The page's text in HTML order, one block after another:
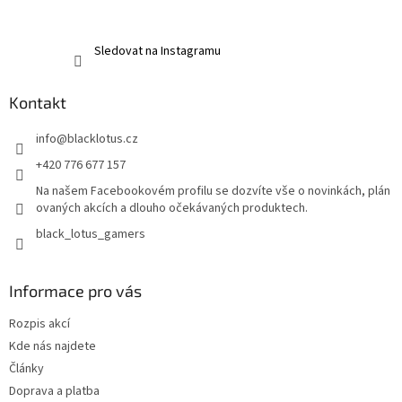
Sledovat na Instagramu
Kontakt
info@blacklotus.cz
+420 776 677 157
Na našem Facebookovém profilu se dozvíte vše o novinkách, plán
ovaných akcích a dlouho očekávaných produktech.
black_lotus_gamers
Informace pro vás
Rozpis akcí
Kde nás najdete
Články
Doprava a platba